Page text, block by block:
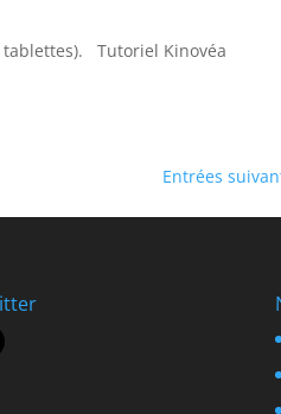
tablettes). Tutoriel Kinovéa
Entrées